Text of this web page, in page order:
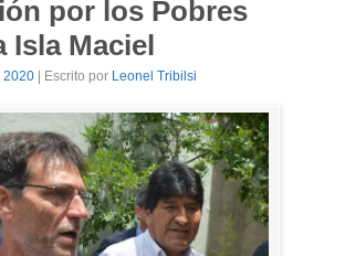
por los Pobres
Isla Maciel
2020 | Escrito por Leonel Tribilsi